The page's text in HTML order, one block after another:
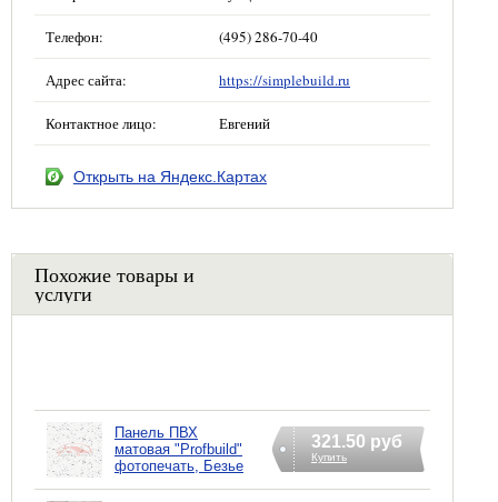
Телефон: (495) 286-70-40
Адрес сайта: https://simplebuild.ru
Контактное лицо: Евгений
Открыть на Яндекс.Картах
Похожие товары и
услуги
Панель ПВХ
матовая "Profbuild"
фотопечать, Безье
321.50 руб
Купить